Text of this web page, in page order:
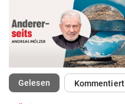
Gelesen(ausgewählt)Kommentiert